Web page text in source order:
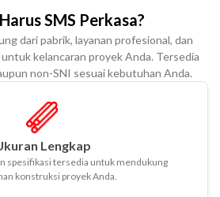
SMS Perkasa?
dari pabrik, layanan profesional, dan
kelancaran proyek Anda. Tersedia
non-SNI sesuai kebutuhan Anda.
Lengkap
spesifikasi tersedia untuk mendukung
konstruksi proyek Anda.